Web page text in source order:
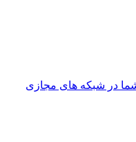
در شبکه های مجازی